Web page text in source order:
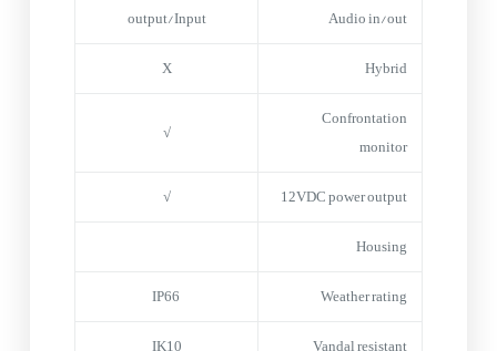
Audio in/out
output/Input
Hybrid
X
Confrontation
monitor
√
12VDC power output
√
Housing
Weather rating